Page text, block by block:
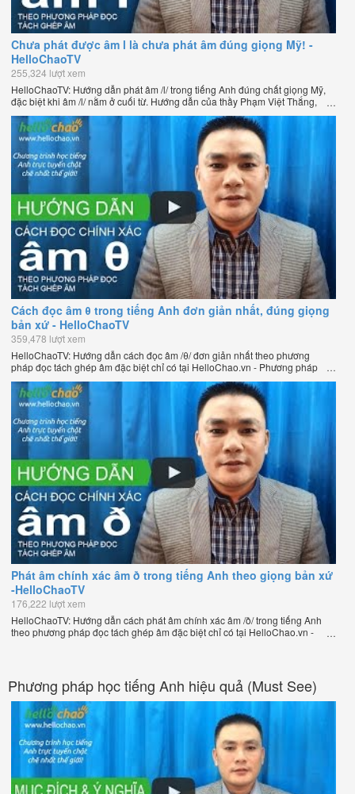
Chưa phát được âm l là chưa phát âm đúng giọng Mỹ! -
HelloChaoTV
255,324 lượt xem
HelloChaoTV: Hướng dẫn phát âm /l/ trong tiếng Anh đúng chất giọng Mỹ,
đặc biệt khi âm /l/ nằm ở cuối từ. Hướng dẫn của thầy Phạm Việt Thắng,
đồng sáng lập HelloChao.vn - Chương trình dạy tiếng Anh trực tuyến chặt
chẽ nhất thế giới.
Cách đọc âm θ trong tiếng Anh đơn giản nhất, đúng giọng
bản xứ - HelloChaoTV
359,478 lượt xem
HelloChaoTV: Hướng dẫn cách đọc âm /θ/ đơn giản nhất theo phương
pháp đọc tách ghép âm đặc biệt chỉ có tại HelloChao.vn - Phương pháp
luyện phát âm chuẩn giọng bản xứ dễ dàng và hiệu quả nhất lần đầu tiên
xuất hiện trên thế giới, của thầy Phạm Việt Thắng, đồng sáng lập trang
HelloChao.vn - Chương trình dạy tiếng Anh trực tuyến chặt chẽ nhất thế
Phát âm chính xác âm ð trong tiếng Anh theo giọng bản xứ
-HelloChaoTV
176,222 lượt xem
HelloChaoTV: Hướng dẫn cách phát âm chính xác âm /ð/ trong tiếng Anh
theo phương pháp đọc tách ghép âm đặc biệt chỉ có tại HelloChao.vn -
chẽ nhất thế giới.
Phương pháp học tiếng Anh hiệu quả (Must See)